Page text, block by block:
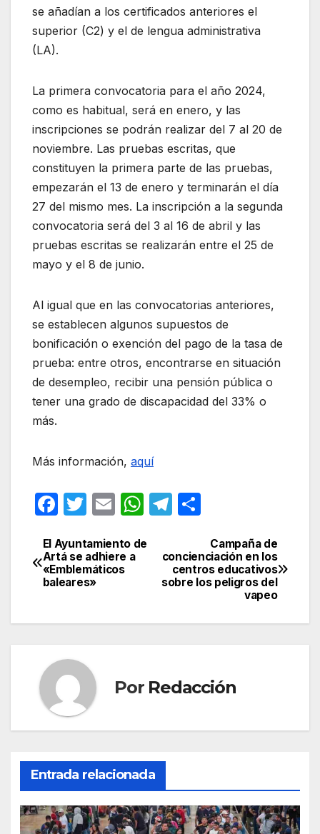
se añadían a los certificados anteriores el
superior (C2) y el de lengua administrativa
(LA).
La primera convocatoria para el año 2024,
como es habitual, será en enero, y las
inscripciones se podrán realizar del 7 al 20 de
noviembre. Las pruebas escritas, que
constituyen la primera parte de las pruebas,
empezarán el 13 de enero y terminarán el día
27 del mismo mes. La inscripción a la segunda
convocatoria será del 3 al 16 de abril y las
pruebas escritas se realizarán entre el 25 de
mayo y el 8 de junio.
Al igual que en las convocatorias anteriores,
se establecen algunos supuestos de
bonificación o exención del pago de la tasa de
prueba: entre otros, encontrarse en situación
de desempleo, recibir una pensión pública o
tener una grado de discapacidad del 33% o
más.
Más información, aquí
F
c
e
b
o
k
T
itt
er
E
ail
W
at
p
T
e
gr
a
m
m
p
ar
tir
Navegación
de
Campaña de
concienciación en los
centros educativos
sobre los peligros del
vapeo
El Ayuntamiento de
Artá se adhiere a
«Emblemáticos
baleares»
Por Redacción
Entrada relacionada